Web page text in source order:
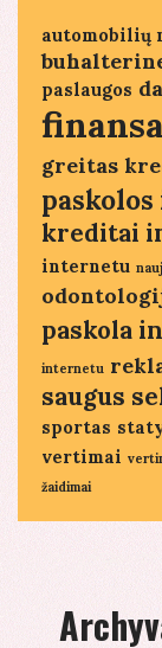
automobilių
paslaugos
greitas
paskolos
kreditai
internetu
paskola
internetu
saugus
sportas
vertimai
žaidimai